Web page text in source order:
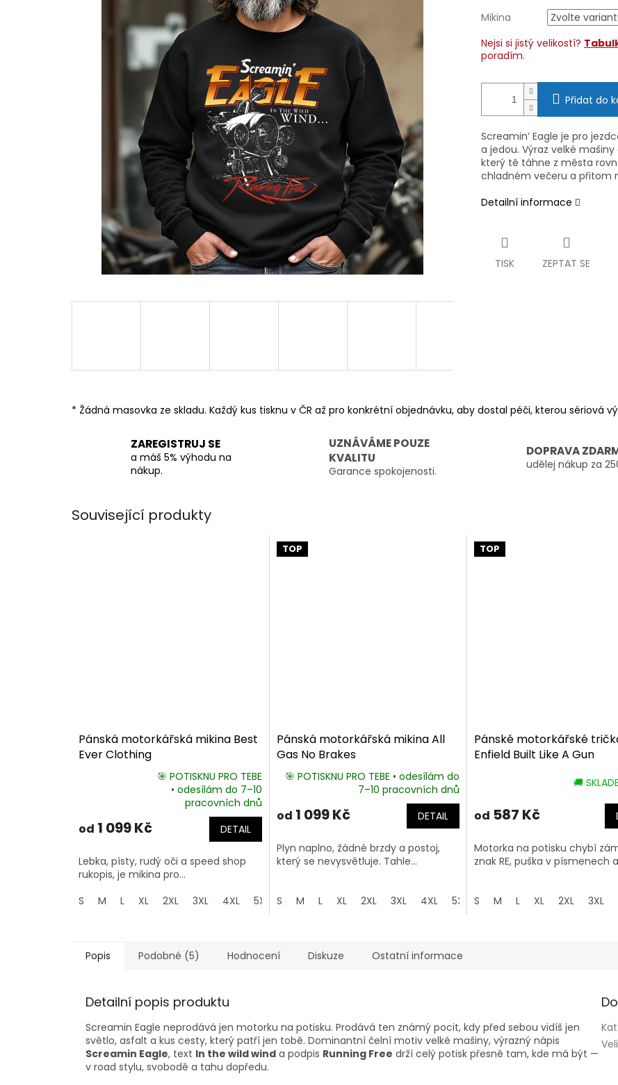
Mikina
Nejsi si jistý velikostí?
poradím.
Přidat do
Screamin’ Eagle je pro
a jedou. Výraz velké
který tě táhne z města
chladném večeru a přitom
Detailní informace
TISK ZEPTAT SE
* Žádná masovka ze skladu. Každý kus tisknu v ČR až pro konkrétní objednávku, aby dostal péči, kterou sériová
ZAREGISTRUJ SE
a máš 5% výhodu na
nákup.
UZNÁVÁME POUZE
KVALITU
Garance spokojenosti.
DOPRAVA
udělej nákup za
Související produkty
Pánská motorkářská mikina Best
Ever Clothing
je
z
5
hvězdiček.
🎯 POTISKNU PRO TEBE
• odesílám do 7–10
pracovních dnů
od 1 099 Kč DETAIL
Lebka, písty, rudý oči a speed shop
rukopis, je mikina pro...
S
M L XL 2XL 3XL 4XL 5XL
TOP
Pánská motorkářská mikina All
Gas No Brakes
🎯 POTISKNU PRO TEBE • odesílám do
7–10 pracovních dnů
od 1 099 Kč DETAIL
Plyn naplno, žádné brzdy a postoj,
který se nevysvětluje. Tahle...
S M L XL 2XL 3XL 4XL 5XL
TOP
Pánské motorkářské
Enfield Built Like A Gun
produktu
je
z
5
🚚
od 587 Kč
Motorka na potisku chybí
znak RE, puška v písmenech
S M L XL 2XL 3XL
Popis Podobné (5) Hodnocení Diskuze Ostatní informace
Detailní popis produktu
Screamin Eagle neprodává jen motorku na potisku. Prodává ten známý pocit, kdy před sebou vidíš jen
světlo, asfalt a kus cesty, který patří jen tobě. Dominantní čelní motiv velké mašiny, výrazný nápis
Screamin Eagle, text In the wild wind a podpis Running Free drží celý potisk přesně tam, kde má být —
v road stylu, svobodě a tahu dopředu.